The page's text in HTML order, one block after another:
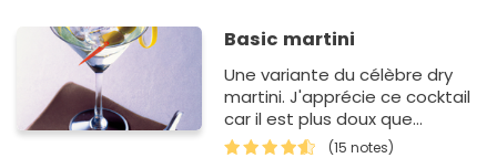
Basic martini
Une variante du célèbre dry
martini. J'apprécie ce cocktail
car il est plus doux que
l'original
(15 notes)